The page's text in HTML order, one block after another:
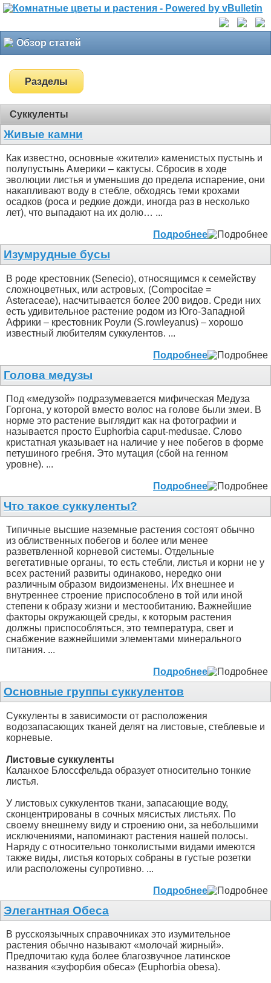
Обзор статей
Разделы
Суккуленты
Живые камни
Как известно, основные «жители» каменистых пустынь и
полупустынь Америки – кактусы. Сбросив в ходе
эволюции листья и уменьшив до предела испарение, они
накапливают воду в стебле, обходясь теми крохами
осадков (роса и редкие дожди, иногда раз в несколько
лет), что выпадают на их долю… ...
Подробнее
Изумрудные бусы
В роде крестовник (Senecio), относящимся к семейству
сложноцветных, или астровых, (Compocitae =
Asteraceae), насчитывается более 200 видов. Среди них
есть удивительное растение родом из Юго-Западной
Африки – крестовник Роули (S.rowleyanus) – хорошо
известный любителям суккулентов. ...
Подробнее
Голова медузы
Под «медузой» подразумевается мифическая Медуза
Горгона, у которой вместо волос на голове были змеи. В
норме это растение выглядит как на фотографии и
называется просто Euphorbia caput-medusae. Слово
кристатная указывает на наличие у нее побегов в форме
петушиного гребня. Это мутация (сбой на генном
уровне). ...
Подробнее
Что такое суккуленты?
Типичные высшие наземные растения состоят обычно
из облиственных побегов и более или менее
разветвленной корневой системы. Отдельные
вегетативные органы, то есть стебли, листья и корни не у
всех растений развиты одинаково, нередко они
различным образом видоизменены. Их внешнее и
внутреннее строение приспособлено в той или иной
степени к образу жизни и местообитанию. Важнейшие
факторы окружающей среды, к которым растения
должны приспособляться, это температура, свет и
снабжение важнейшими элементами минерального
питания. ...
Подробнее
Основные группы суккулентов
Суккуленты в зависимости от расположения
водозапасающих тканей делят на листовые, стеблевые и
корневые.
Листовые суккуленты
Каланхое Блоссфельда образует относительно тонкие
листья.
У листовых суккулентов ткани, запасающие воду,
сконцентрированы в сочных мясистых листьях. По
своему внешнему виду и строению они, за небольшими
исключениями, напоминают растения нашей полосы.
Наряду с относительно тонколистыми видами имеются
также виды, листья которых собраны в густые розетки
или расположены супротивно. ...
Подробнее
Элегантная Обеса
В русскоязычных справочниках это изумительное
растения обычно называют «молочай жирный».
Предпочитаю куда более благозвучное латинское
названия «эуфорбия обеса» (Euphorbia obesa).